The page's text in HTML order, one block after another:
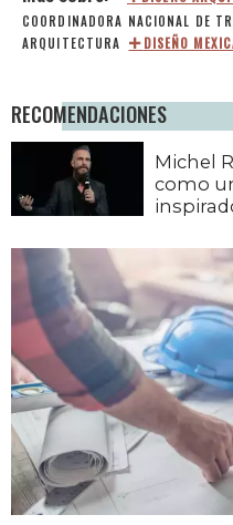
COORDINADORA NACIONAL DE
ARQUITECTURA
DISEÑO
RECOMENDACIONES
Michel
como